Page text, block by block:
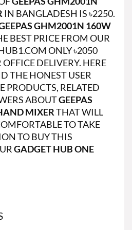
IN BANGLADESH IS ৳2250.
GHM2001N 160W
BEST PRICE FROM OUR
ONLY ৳2050
DELIVERY. HERE
THE HONEST USER
PRODUCTS, RELATED
ABOUTGEEPAS
MIXERTHAT WILL
TO TAKE
TO BUY THIS
GADGET HUB ONE